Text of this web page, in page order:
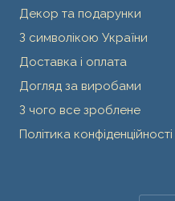
Декор та подарунки
З символікою України
Доставка і оплата
Догляд за виробами
З чого все зроблене
Політика конфіденційності